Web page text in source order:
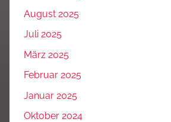
August 2025
Juli 2025
März 2025
Februar 2025
Januar 2025
Oktober 2024